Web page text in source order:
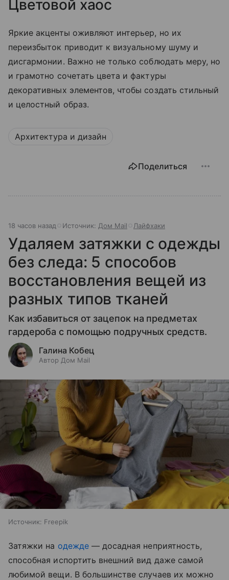
Цветовой хаос
Яркие акценты оживляют интерьер, но их
переизбыток приводит к визуальному шуму и
дисгармонии. Важно не только соблюдать меру, но
и грамотно сочетать цвета и фактуры
декоративных элементов, чтобы создать стильный
и целостный образ.
Архитектура и дизайн
Поделиться
18 часов назад Источник: Дом Mail Лайфхаки
Удаляем затяжки с одежды
без следа: 5 способов
восстановления вещей из
разных типов тканей
Как избавиться от зацепок на предметах
гардероба с помощью подручных средств.
Галина Кобец
Автор Дом Mail
Источник: Freepik
Затяжки на одежде— досадная неприятность,
способная испортить внешний вид даже самой
любимой вещи. В большинстве случаев их можно